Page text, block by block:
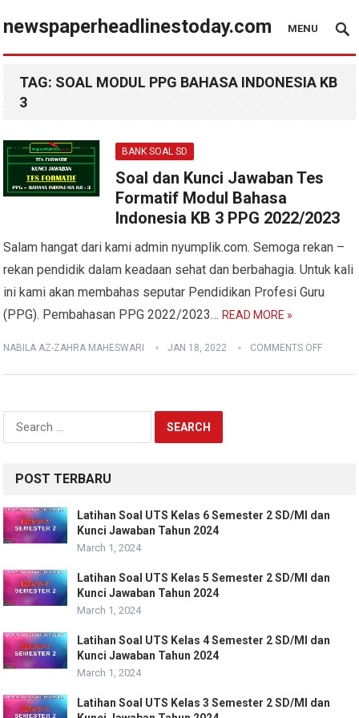
newspaperheadlinestoday.com MENU
TAG: SOAL MODUL PPG BAHASA INDONESIA KB
3
BANK SOAL SD
Soal dan Kunci Jawaban Tes
Formatif Modul Bahasa
Indonesia KB 3 PPG 2022/2023
Salam hangat dari kami admin nyumplik.com. Semoga rekan –
rekan pendidik dalam keadaan sehat dan berbahagia. Untuk kali
ini kami akan membahas seputar Pendidikan Profesi Guru
(PPG). Pembahasan PPG 2022/2023…READ MORE »
NABILA AZ-ZAHRA MAHESWARI JAN 18, 2022 COMMENTS OFF
Search
for:
POST TERBARU
Latihan Soal UTS Kelas 6 Semester 2 SD/MI dan
Kunci Jawaban Tahun 2024
March 1, 2024
Latihan Soal UTS Kelas 5 Semester 2 SD/MI dan
Kunci Jawaban Tahun 2024
March 1, 2024
Latihan Soal UTS Kelas 4 Semester 2 SD/MI dan
Kunci Jawaban Tahun 2024
March 1, 2024
Latihan Soal UTS Kelas 3 Semester 2 SD/MI dan